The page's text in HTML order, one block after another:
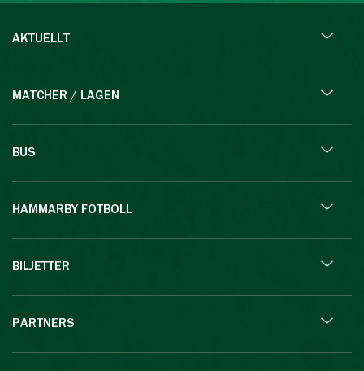
AKTUELLT
MATCHER / LAGEN
BUS
HAMMARBY FOTBOLL
BILJETTER
PARTNERS